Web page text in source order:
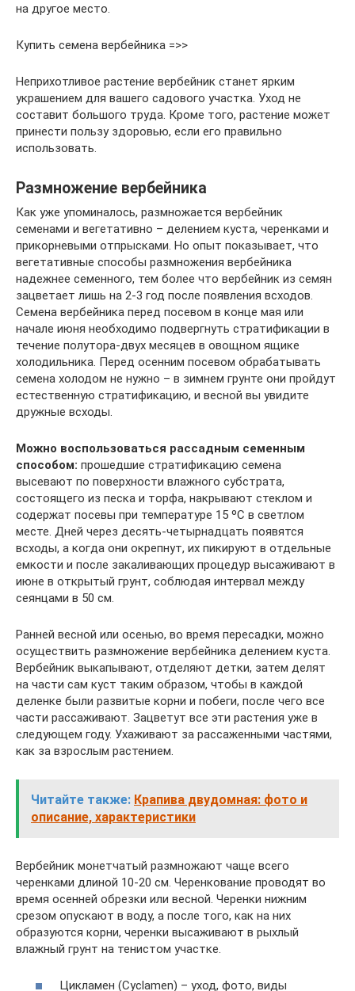
на другое место.
Купить семена вербейника =>>
Неприхотливое растение вербейник станет ярким
украшением для вашего садового участка. Уход не
составит большого труда. Кроме того, растение может
принести пользу здоровью, если его правильно
использовать.
Размножение вербейника
Как уже упоминалось, размножается вербейник
семенами и вегетативно – делением куста, черенками и
прикорневыми отпрысками. Но опыт показывает, что
вегетативные способы размножения вербейника
надежнее семенного, тем более что вербейник из семян
зацветает лишь на 2-3 год после появления всходов.
Семена вербейника перед посевом в конце мая или
начале июня необходимо подвергнуть стратификации в
течение полутора-двух месяцев в овощном ящике
холодильника. Перед осенним посевом обрабатывать
семена холодом не нужно – в зимнем грунте они пройдут
естественную стратификацию, и весной вы увидите
дружные всходы.
Можно воспользоваться рассадным семенным
способом: прошедшие стратификацию семена
высевают по поверхности влажного субстрата,
состоящего из песка и торфа, накрывают стеклом и
содержат посевы при температуре 15 ºC в светлом
месте. Дней через десять-четырнадцать появятся
всходы, а когда они окрепнут, их пикируют в отдельные
емкости и после закаливающих процедур высаживают в
июне в открытый грунт, соблюдая интервал между
сеянцами в 50 см.
Ранней весной или осенью, во время пересадки, можно
осуществить размножение вербейника делением куста.
Вербейник выкапывают, отделяют детки, затем делят
на части сам куст таким образом, чтобы в каждой
деленке были развитые корни и побеги, после чего все
части рассаживают. Зацветут все эти растения уже в
следующем году. Ухаживают за рассаженными частями,
как за взрослым растением.
Читайте также: Крапива двудомная: фото и
описание, характеристики
Вербейник монетчатый размножают чаще всего
черенками длиной 10-20 см. Черенкование проводят во
время осенней обрезки или весной. Черенки нижним
срезом опускают в воду, а после того, как на них
образуются корни, черенки высаживают в рыхлый
влажный грунт на тенистом участке.
Цикламен (Cyclamen) – уход, фото, виды